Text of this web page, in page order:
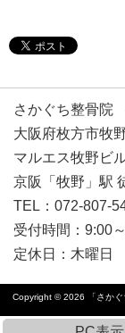
さかぐち整骨院
大阪府枚方市牧
マルエス牧野ビ
京阪「牧野」駅
TEL：072-807-
受付時間：9:00
定休日： 木曜日
Copyright © 2026 「さか